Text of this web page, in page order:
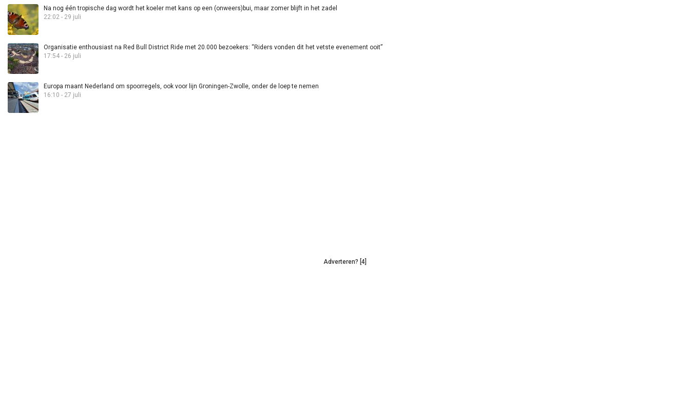
Na nog één tropische dag wordt het koeler met kans op een (onweers)bui, maar zomer blijft in het zadel
22:02 - 29 juli
Organisatie enthousiast na Red Bull District Ride met 20.000 bezoekers: “Riders vonden dit het vetste evenement ooit”
17:54 - 26 juli
Europa maant Nederland om spoorregels, ook voor lijn Groningen-Zwolle, onder de loep te nemen
16:10 - 27 juli
Adverteren? [4]